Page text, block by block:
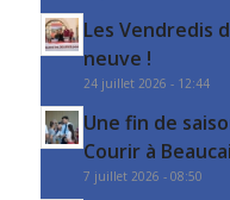
Les Vendredis
neuve !
24 juillet 2026 - 12:44
Une fin de
Courir à
7 juillet 2026 - 08:50